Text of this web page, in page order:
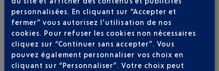
Soyez notifié(e) de
toutes les évolutions
pour ce vol
personnalisées. En cliquant sur “Accepter et
fermer” vous autorisez l’utilisation de nos
cookies. Pour refuser les cookies non nécessaires
cliquez sur “Continuer sans accepter”. Vous
pouvez également personnaliser vos choix en
cliquant sur “Personnaliser”. Votre choix peut